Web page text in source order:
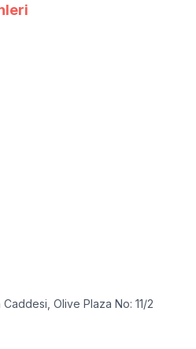
Olive Plaza No: 11/2